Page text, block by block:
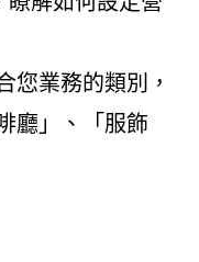
您業務的類別，
廳」、「服飾